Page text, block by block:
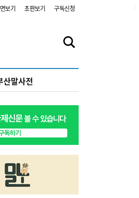
보기 초판보기 구독신청
산말사전